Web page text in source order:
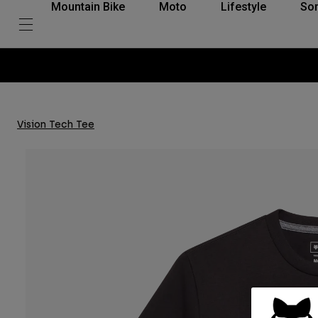
Mountain Bike Moto Lifestyle
Vision Tech Tee